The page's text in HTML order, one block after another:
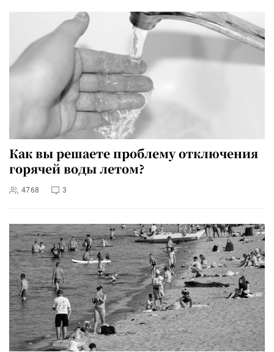
Как вы решаете проблему отключения
горячей воды летом?
4768 3